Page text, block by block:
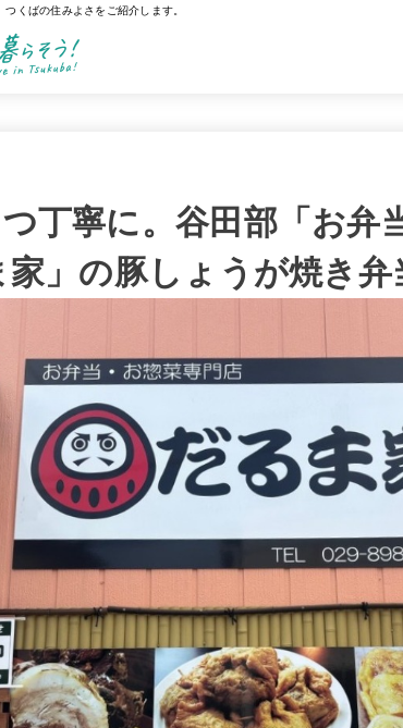
くばの住みよさをご紹介します。
丁寧に。谷田部「お弁
家」の豚しょうが焼き弁